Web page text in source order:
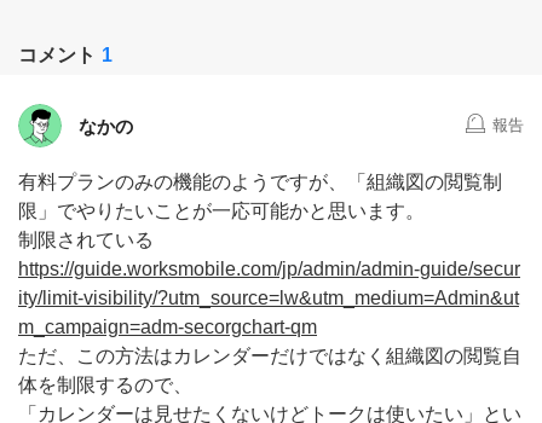
コメント 1
なかの 報告
有料プランのみの機能のようですが、「組織図の閲覧制
限」でやりたいことが一応可能かと思います。
制限されている
https://guide.worksmobile.com/jp/admin/admin-guide/secur
ity/limit-visibility/?utm_source=lw&utm_medium=Admin&ut
m_campaign=adm-secorgchart-qm
ただ、この方法はカレンダーだけではなく組織図の閲覧自
体を制限するので、
「カレンダーは見せたくないけどトークは使いたい」とい